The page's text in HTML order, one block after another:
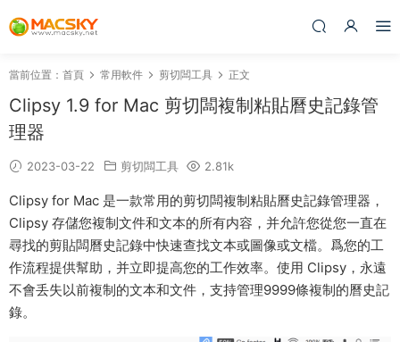
當前位置： 首頁 常用軟件 剪切闆工具 正文
Clipsy 1.9 for Mac 剪切闆複制粘貼曆史記錄管
理器
2023-03-22 剪切闆工具 2.81k
Clipsy for Mac 是一款常用的剪切闆複制粘貼曆史記錄管理器，
Clipsy 存儲您複制文件和文本的所有内容，并允許您從您一直在
尋找的剪貼闆曆史記錄中快速查找文本或圖像或文檔。爲您的工
作流程提供幫助，并立即提高您的工作效率。使用 Clipsy，永遠
不會丢失以前複制的文本和文件，支持管理9999條複制的曆史記
錄。